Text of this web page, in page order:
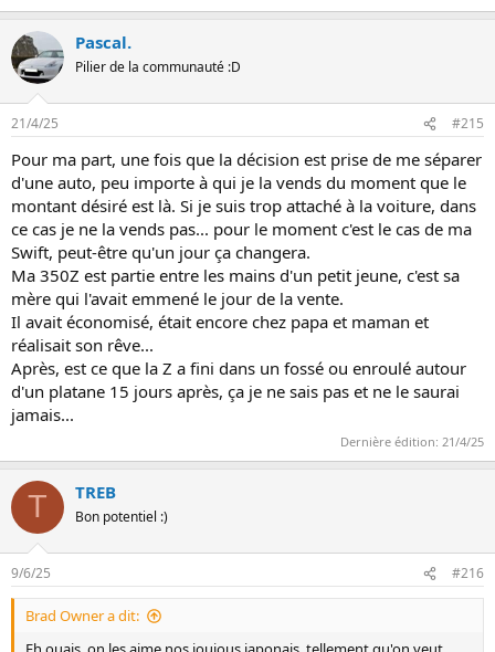
Pascal.
Pilier de la communauté :D
21/4/25 #215
Pour ma part, une fois que la décision est prise de me séparer
d'une auto, peu importe à qui je la vends du moment que le
montant désiré est là. Si je suis trop attaché à la voiture, dans
ce cas je ne la vends pas... pour le moment c'est le cas de ma
Swift, peut-être qu'un jour ça changera.
Ma 350Z est partie entre les mains d'un petit jeune, c'est sa
mère qui l'avait emmené le jour de la vente.
Il avait économisé, était encore chez papa et maman et
réalisait son rêve...
Après, est ce que la Z a fini dans un fossé ou enroulé autour
d'un platane 15 jours après, ça je ne sais pas et ne le saurai
jamais...
Dernière édition: 21/4/25
T TREB
Bon potentiel :)
9/6/25 #216
Brad Owner a dit: